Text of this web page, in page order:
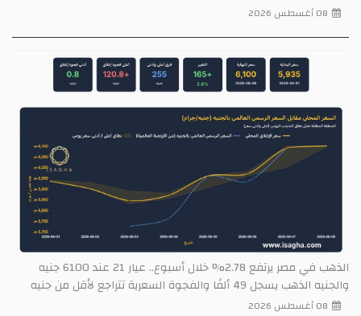
08 أغسطس 2026
الذهب في مصر يرتفع 2.78% خلال أسبوع.. عيار 21 عند 6100 جنيه
والجنيه الذهب يسجل 49 ألفًا والفجوة السعرية تتراجع لأقل من جنيه
08 أغسطس 2026